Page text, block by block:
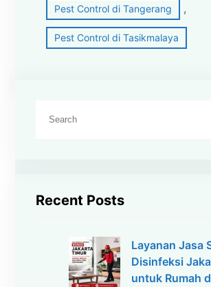
Pest Control di Tangerang ,
Pest Control di Tasikmalaya
Recent Posts
Layanan Jasa
Disinfeksi
untuk Rumah